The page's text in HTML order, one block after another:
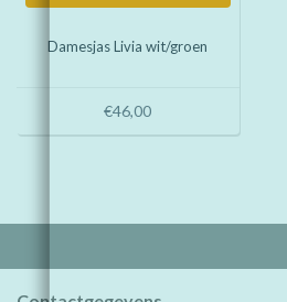
Damesjas Livia wit/groen
€46,00